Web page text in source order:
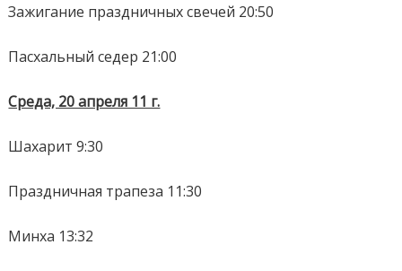
Зажигание праздничных свечей 20:50
Пасхальный седер 21:00
Среда, 20 апреля 11 г.
Шахарит 9:30
Праздничная трапеза 11:30
Минха 13:32